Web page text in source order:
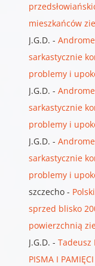
mieszkańców
J.G.D. -
sarkastycznie
problemy i
J.G.D. -
sarkastycznie
problemy i
J.G.D. -
sarkastycznie
problemy i
szczecho-
sprzed blisko
powierzchnią
J.G.D. - Tadeusz
PISMA I PAMIĘCI